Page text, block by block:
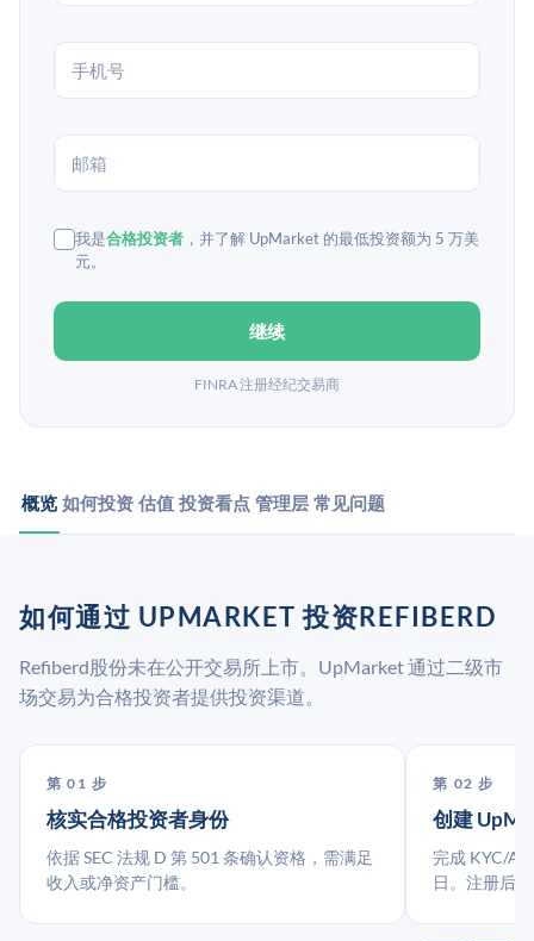
我是合格投资者 ，并了解 UpMarket 的最低投资额为 5 万美
元。
继续
FINRA 注册经纪交易商
概览 如何投资 估值 投资看点 管理层 常见问题
如何通过 UPMARKET 投资REFIBERD
Refiberd股份未在公开交易所上市。UpMarket 通过二级市
场交易为合格投资者提供投资渠道。
第 01 步
核实合格投资者身份
依据 SEC 法规 D 第 501 条确认资格，需满足
收入或净资产门槛。
第 02 步
创建
完成 KYC/
日。注册后